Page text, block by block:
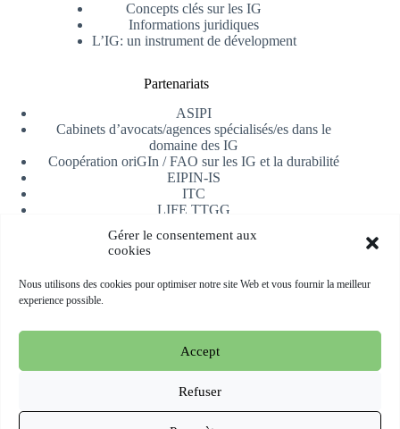
Gérer le consentement aux
cookies
Nous utilisons des cookies pour optimiser notre site Web et vous fournir la meilleur
experience possible.
Accept
Refuser
Concepts clés sur les IG
Informations juridiques
L’IG: un instrument de dévelopment
Partenariats
ASIPI
Cabinets d’avocats/agences spécialisés/es dans le
domaine des IG
Coopération oriGIn / FAO sur les IG et la durabilité
EIPIN-IS
ITC
LIFE TTGG
AfrIPI
Recevoir notre newsletter
S'inscrire
Copyright © 2026 oriGIn | Organization for an International
Geographical Indications Network -Site web hébergé et géré